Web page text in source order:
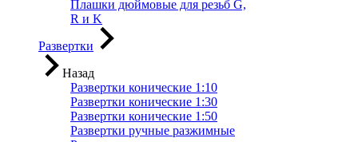
Плашки дюймовые для резьб G,
R и K
Развертки
Назад
Развертки конические 1:10
Развертки конические 1:30
Развертки конические 1:50
Развертки ручные разжимные